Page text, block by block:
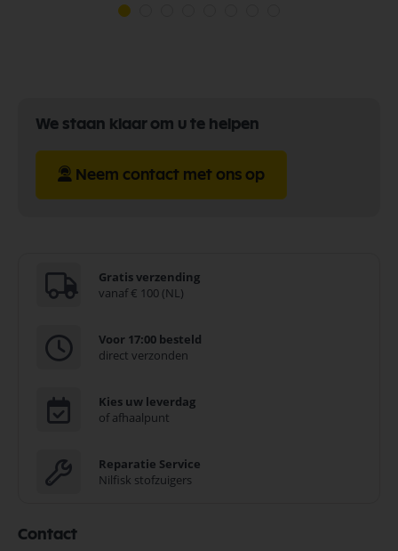
We staan klaar om u te helpen
Neem contact met ons op
Gratis verzending
vanaf € 100 (NL)
Voor 17:00 besteld
direct verzonden
Kies uw leverdag
of afhaalpunt
Reparatie Service
Nilfisk stofzuigers
Contact